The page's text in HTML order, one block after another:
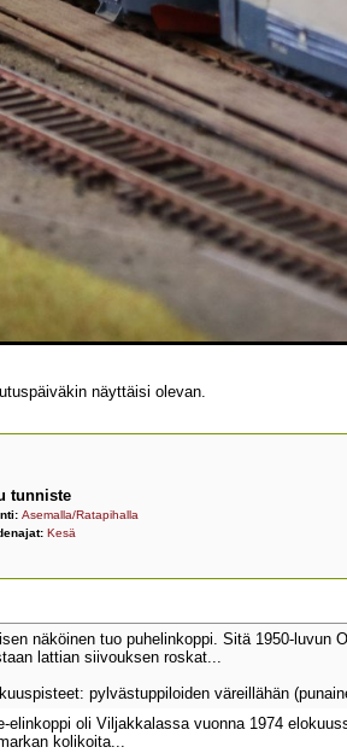
näyttäisi olevan.
tunniste
Asemalla/Ratapihalla
Kesä
näköinen tuo puhelinkoppi. Sitä 1950-
lattian siivouksen roskat...
pylvästuppiloiden väreillähän
elinkoppi oli Viljakkalassa vuonna 1974
kolikoita...